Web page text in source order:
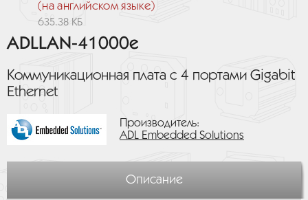
(на английском языке)
635.38 КБ
ADLLAN-41000e
Коммуникационная плата с 4 портами Gigabit
Ethernet
Производитель:
ADL Embedded Solutions
Описание